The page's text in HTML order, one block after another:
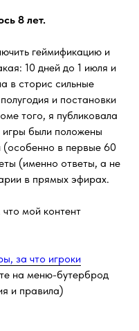
8 лет.
геймификацию и
10 дней до 1 июля и
в сторис сильные
и постановки
того, я публиковала
были положены
(особенно в первые 60
(именно ответы, а не
в прямых эфирах.
мой контент
за что игроки
на меню-бутерброд
и правила)